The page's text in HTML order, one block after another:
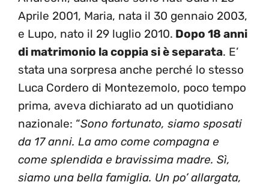
Aprile 2001, Maria, nata il 30 gennaio 2003,
e Lupo, nato il 29 luglio 2010. Dopo 18 anni
di matrimonio la coppia si è separata. E’
stata una sorpresa anche perché lo stesso
Luca Cordero di Montezemolo, poco tempo
prima, aveva dichiarato ad un quotidiano
nazionale: “Sono fortunato, siamo sposati
da 17 anni. La amo come compagna e
come splendida e bravissima madre. Sì,
siamo una bella famiglia. Un po’ allargata,